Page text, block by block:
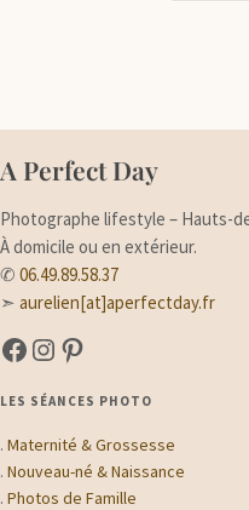
A Perfect Day
Photographe lifestyle – Hauts-
À domicile ou en extérieur.
✆06.49.89.58.37
➣aurelien[at]aperfectday.fr
A Perfect Day sur
A Perfect Day sur
Suivez-moi sur
LES SÉANCES PHOTO
.Maternité & Grossesse
.Nouveau-né & Naissance
.Photos de Famille